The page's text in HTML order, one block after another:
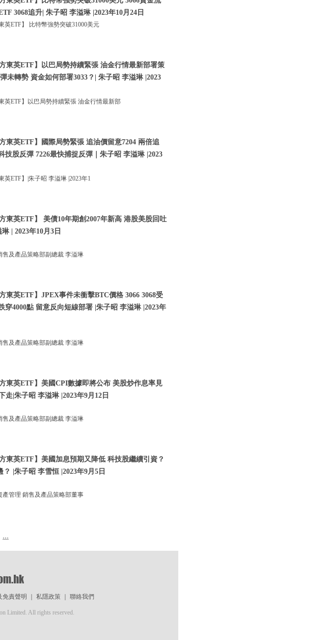
3068追升| 朱子昭 李溢琳 |2023年10月24日
英ETF】 比特幣強勢突破31000美元
東英ETF】以巴局勢持續緊張 油金行情最新部署策
未轉勢 資金如何部署3033？| 朱子昭 李溢琳 |2023
英ETF】以巴局勢持續緊張 油金行情最新部
東英ETF】國際局勢緊張 追油價留意7204 兩倍追
技股反彈 7226最快捕捉反彈｜朱子昭 李溢琳 |2023
英ETF】|朱子昭 李溢琳 |2023年1
東英ETF】 美債10年期創2007年新高 港股美股回吐
| 2023年10月3日
售及產品策略部副總裁 李溢琳
東英ETF】JPEX事件未衝擊BTC價格 3066 3068受
穿4000點 留意反向短線部署 |朱子昭 李溢琳 |2023年
售及產品策略部副總裁 李溢琳
東英ETF】美國CPI數據即將公布 美股炒作息率見
走|朱子昭 李溢琳 |2023年9月12日
售及產品策略部副總裁 李溢琳
東英ETF】美國加息預期又降低 科技股繼續引資？
|朱子昭 李雪恒 |2023年9月5日
產管理 銷售及產品策略部董事
...
免責聲明 私隱政策｜ 聯絡我們
Limited. All rights reserved.